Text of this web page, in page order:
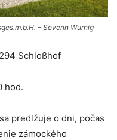
– Severin Wurnig
Schloßhof
hod.
predlžuje o dni, počas
zámockého